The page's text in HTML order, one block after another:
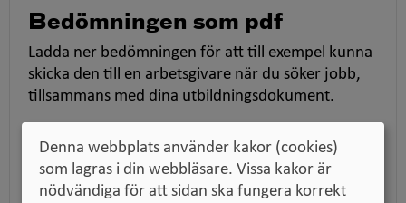
Bedömningen som pdf
Ladda ner bedömningen för att till exempel kunna
skicka den till en arbetsgivare när du söker jobb,
tillsammans med dina utbildningsdokument.
Ladda ner pdf
Denna webbplats använder kakor (cookies)
som lagras i din webbläsare. Vissa kakor är
nödvändiga för att sidan ska fungera korrekt